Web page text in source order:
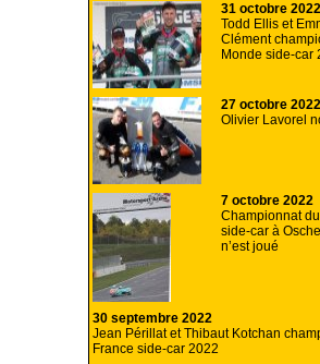
31 octobre 2022
Todd Ellis et
Clément
Monde side-car
27 octobre 2022
Olivier Lavorel
7 octobre 2022
Championnat
side-car à
n’est joué
30 septembre 2022
Jean Périllat et Thibaut Kotchan
France side-car 2022